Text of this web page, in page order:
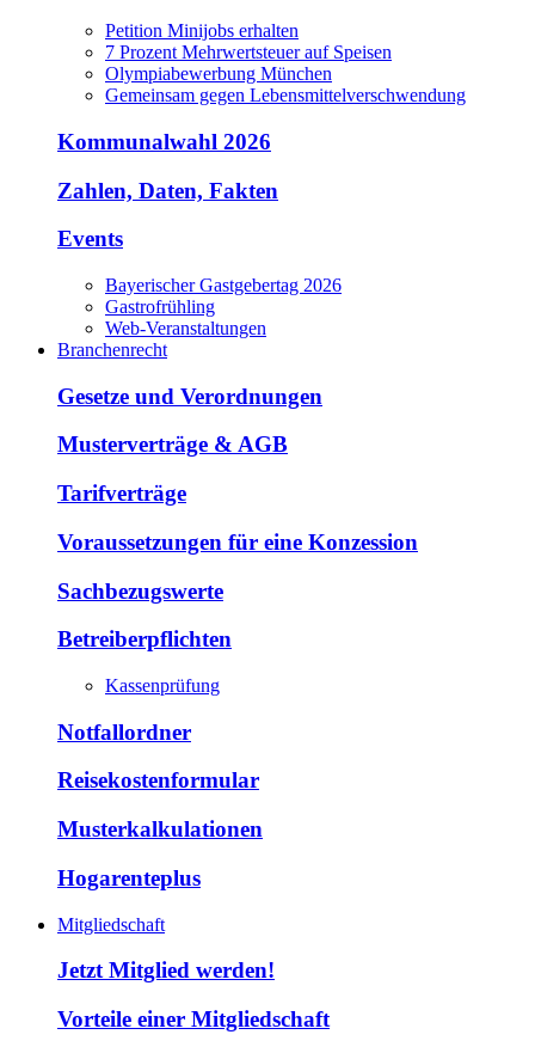
Petition Minijobs erhalten
7 Prozent Mehrwertsteuer auf Speisen
Olympiabewerbung München
Gemeinsam gegen Lebensmittelverschwendung
Kommunalwahl 2026
Zahlen, Daten, Fakten
Events
Bayerischer Gastgebertag 2026
Gastrofrühling
Web-Veranstaltungen
Branchenrecht
Gesetze und Verordnungen
Musterverträge & AGB
Tarifverträge
Voraussetzungen für eine Konzession
Sachbezugswerte
Betreiberpflichten
Kassenprüfung
Notfallordner
Reisekostenformular
Musterkalkulationen
Hogarenteplus
Mitgliedschaft
Jetzt Mitglied werden!
Vorteile einer Mitgliedschaft